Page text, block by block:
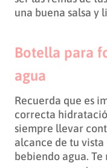
una buena salsa y
Botella para
agua
Recuerda que es
correcta
siempre llevar
alcance de tu
bebiendo agua.